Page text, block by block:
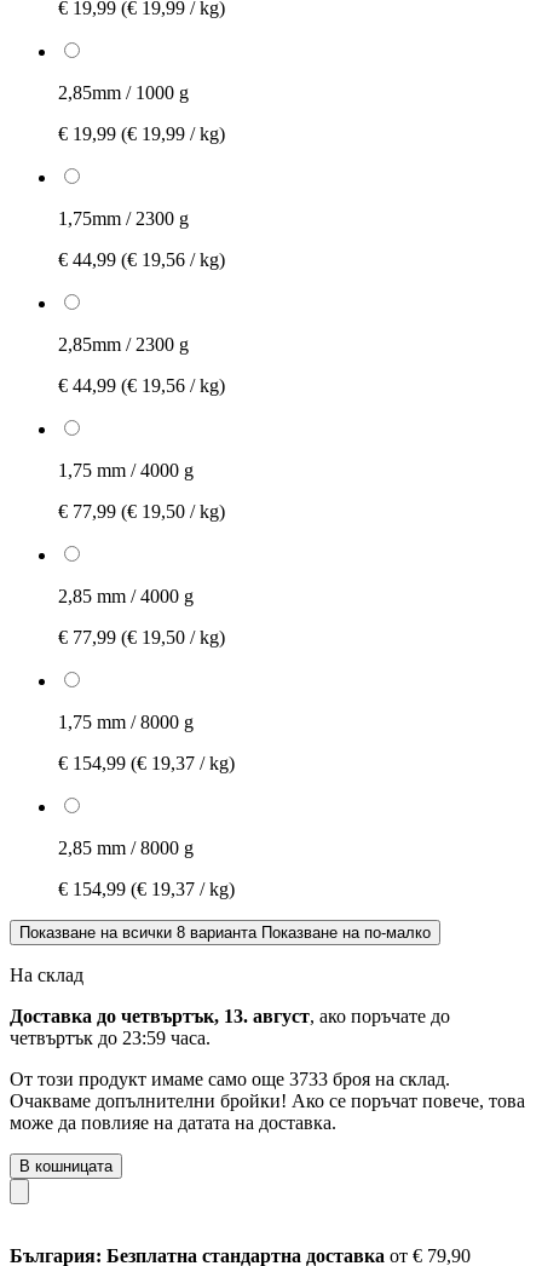
€ 19,99 (€ 19,99 / kg)
2,85mm / 1000 g
€ 19,99 (€ 19,99 / kg)
1,75mm / 2300 g
€ 44,99 (€ 19,56 / kg)
2,85mm / 2300 g
€ 44,99 (€ 19,56 / kg)
1,75 mm / 4000 g
€ 77,99 (€ 19,50 / kg)
2,85 mm / 4000 g
€ 77,99 (€ 19,50 / kg)
1,75 mm / 8000 g
€ 154,99 (€ 19,37 / kg)
2,85 mm / 8000 g
€ 154,99 (€ 19,37 / kg)
Показване на всички 8 варианта Показване на по-малко
На склад
Доставка до четвъртък, 13. август, ако поръчате до
четвъртък до 23:59 часа.
От този продукт имаме само още 3733 броя на склад.
Очакваме допълнителни бройки! Ако се поръчат повече, това
може да повлияе на датата на доставка.
В кошницата
България: Безплатна стандартна доставка от € 79,90